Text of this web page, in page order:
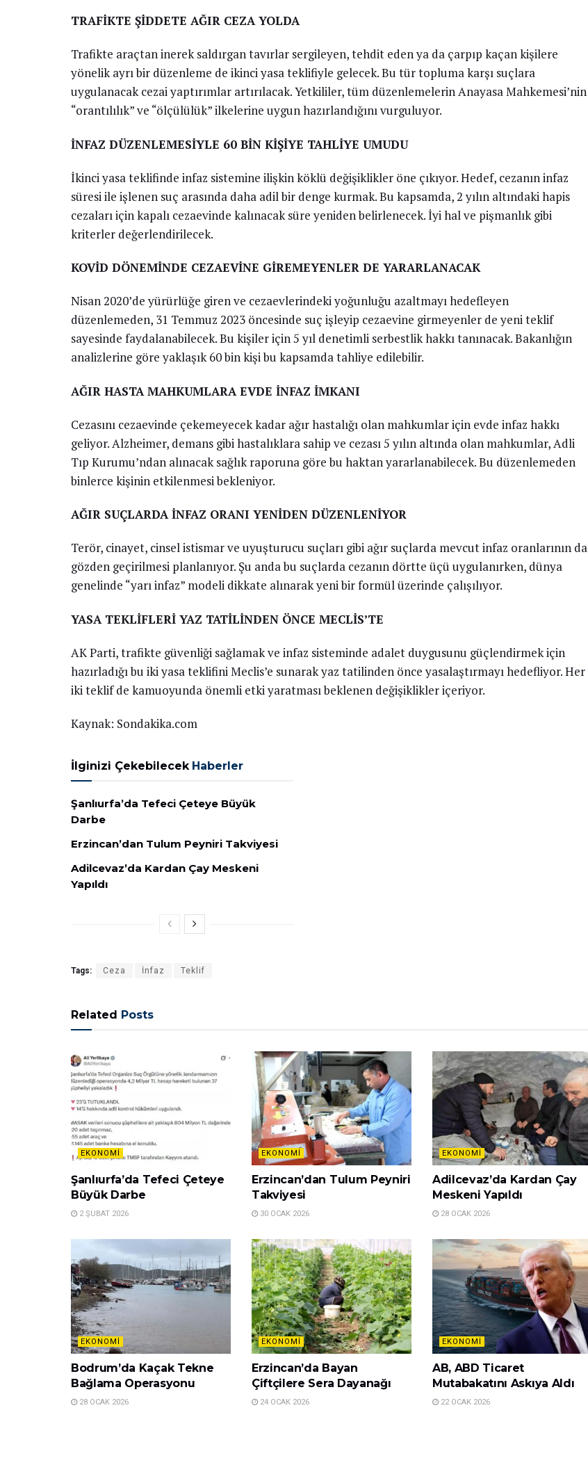
TRAFİKTE ŞİDDETE AĞIR CEZA YOLDA
Trafikte araçtan inerek saldırgan tavırlar sergileyen, tehdit eden ya da çarpıp kaçan kişilere
yönelik ayrı bir düzenleme de ikinci yasa teklifiyle gelecek. Bu tür topluma karşı suçlara
uygulanacak cezai yaptırımlar artırılacak. Yetkililer, tüm düzenlemelerin Anayasa Mahkemesi’nin
“orantılılık” ve “ölçülülük” ilkelerine uygun hazırlandığını vurguluyor.
İNFAZ DÜZENLEMESİYLE 60 BİN KİŞİYE TAHLİYE UMUDU
İkinci yasa teklifinde infaz sistemine ilişkin köklü değişiklikler öne çıkıyor. Hedef, cezanın infaz
süresi ile işlenen suç arasında daha adil bir denge kurmak. Bu kapsamda, 2 yılın altındaki hapis
cezaları için kapalı cezaevinde kalınacak süre yeniden belirlenecek. İyi hal ve pişmanlık gibi
kriterler değerlendirilecek.
KOVİD DÖNEMİNDE CEZAEVİNE GİREMEYENLER DE YARARLANACAK
Nisan 2020’de yürürlüğe giren ve cezaevlerindeki yoğunluğu azaltmayı hedefleyen
düzenlemeden, 31 Temmuz 2023 öncesinde suç işleyip cezaevine girmeyenler de yeni teklif
sayesinde faydalanabilecek. Bu kişiler için 5 yıl denetimli serbestlik hakkı tanınacak. Bakanlığın
analizlerine göre yaklaşık 60 bin kişi bu kapsamda tahliye edilebilir.
AĞIR HASTA MAHKUMLARA EVDE İNFAZ İMKANI
Cezasını cezaevinde çekemeyecek kadar ağır hastalığı olan mahkumlar için evde infaz hakkı
geliyor. Alzheimer, demans gibi hastalıklara sahip ve cezası 5 yılın altında olan mahkumlar, Adli
Tıp Kurumu’ndan alınacak sağlık raporuna göre bu haktan yararlanabilecek. Bu düzenlemeden
binlerce kişinin etkilenmesi bekleniyor.
AĞIR SUÇLARDA İNFAZ ORANI YENİDEN DÜZENLENİYOR
Terör, cinayet, cinsel istismar ve uyuşturucu suçları gibi ağır suçlarda mevcut infaz oranlarının da
gözden geçirilmesi planlanıyor. Şu anda bu suçlarda cezanın dörtte üçü uygulanırken, dünya
genelinde “yarı infaz” modeli dikkate alınarak yeni bir formül üzerinde çalışılıyor.
YASA TEKLİFLERİ YAZ TATİLİNDEN ÖNCE MECLİS’TE
AK Parti, trafikte güvenliği sağlamak ve infaz sisteminde adalet duygusunu güçlendirmek için
hazırladığı bu iki yasa teklifini Meclis’e sunarak yaz tatilinden önce yasalaştırmayı hedefliyor. Her
iki teklif de kamuoyunda önemli etki yaratması beklenen değişiklikler içeriyor.
Kaynak: Sondakika.com
İlginizi Çekebilecek Haberler
Şanlıurfa’da Tefeci Çeteye Büyük
Darbe
Erzincan’dan Tulum Peyniri Takviyesi
Adilcevaz’da Kardan Çay Meskeni
Yapıldı
Tags: Ceza İnfaz Teklif
Related Posts
EKONOMI
Şanlıurfa’da Tefeci Çeteye
Büyük Darbe
2 ŞUBAT 2026
EKONOMI
Erzincan’dan Tulum Peyniri
Takviyesi
30 OCAK 2026
EKONOMI
Adilcevaz’da Kardan Çay
Meskeni Yapıldı
28 OCAK 2026
EKONOMI
Bodrum’da Kaçak Tekne
Bağlama Operasyonu
28 OCAK 2026
EKONOMI
Erzincan’da Bayan
Çiftçilere Sera Dayanağı
24 OCAK 2026
EKONOMI
AB, ABD Ticaret
Mutabakatını Askıya Aldı
22 OCAK 2026